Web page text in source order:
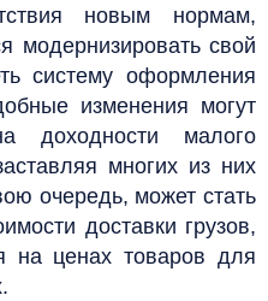
новым нормам,
модернизировать свой
систему оформления
изменения могут
доходности малого
многих из них
очередь, может стать
доставки грузов,
на ценах товаров для